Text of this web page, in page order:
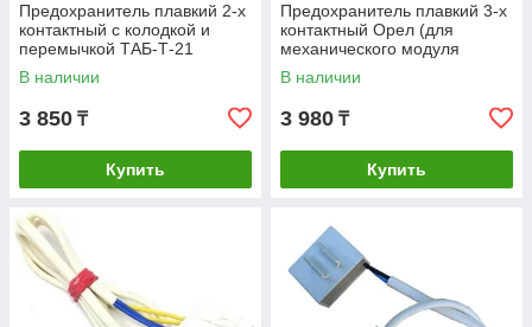
Предохранитель плавкий 2-х
контактный с колодкой и
перемычкой ТАБ-Т-21
ПТР-103
В наличии
3 850 ₸
Купить
Предохранитель плавкий 3-х
контактный Орел (для
механического модуля
управления)
В наличии
3 980 ₸
Купить